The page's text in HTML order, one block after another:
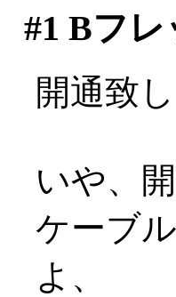
#1 Bフレ
開通致
いや、
ケーブ
よ、